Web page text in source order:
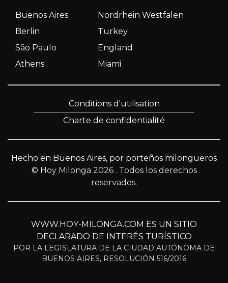
Buenos Aires
Nordrhein Westfalen
Berlin
Turkey
São Paulo
England
Athens
Miami
Conditions d'utilisation
Charte de confidentialité
Hecho en Buenos Aires, por porteños milongueros
© Hoy Milonga 2026 . Todos los derechos
reservados.
WWW.HOY-MILONGA.COM ES UN SITIO
DECLARADO DE INTERÉS TURÍSTICO
POR LA LEGISLATURA DE LA CIUDAD AUTÓNOMA DE
BUENOS AIRES, RESOLUCIÓN 516/2016